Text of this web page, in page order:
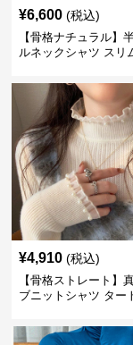
¥6,600 (税込)
【骨格ナチュラル】
ルネックシャツ スリ
¥4,910 (税込)
【骨格ストレート】
ブニットシャツ ター